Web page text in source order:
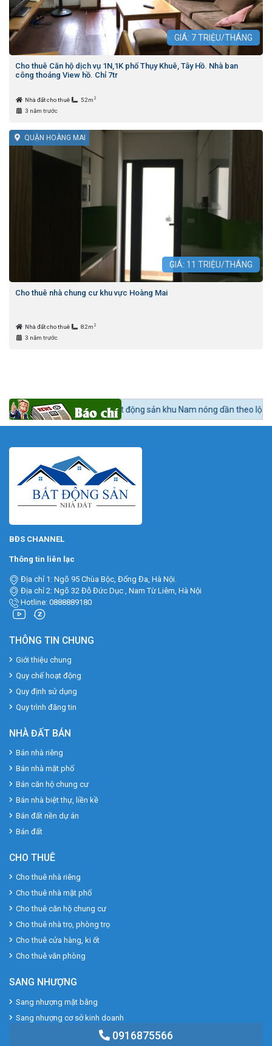
0916875566
GIÁ: 7TRIỆU/THÁNG
Cho thuê Căn hộ dịch vụ 1N,1K phố Thụy Khuê, Tây Hồ. Nhà ban
công thoáng View hồ. Chỉ 7tr
Nhà đất cho thuê 52m 2
3 năm trước
QUẬN HOÀNG MAI
GIÁ: 11 TRIỆU/THÁNG
Cho thuê nhà chung cư khu vực Hoàng Mai
Nhà đất cho thuê 82m 2
3 năm trước
24h BĐS:Bất động sản khu Nam nóng dần theo lộ trình lên quận Nhà
BĐS CHANNEL
Thông tin liên lạc
Địa chỉ 1: Ngõ 95 Chùa Bộc, Đống Đa, Hà Nội.
Địa chỉ 2: Ngõ 32 Đỗ Đức Dục , Nam Từ Liêm, Hà Nội
Hotline: 0888889180
THÔNG TIN CHUNG
Giới thiệu chung
Quy chế hoạt động
Quy định sử dụng
Quy trình đăng tin
NHÀ ĐẤT BÁN
Bán nhà riêng
Bán nhà mặt phố
Bán căn hộ chung cư
Bán nhà biệt thự, liền kề
Bán đất nền dự án
Bán đất
CHO THUÊ
Cho thuê nhà riêng
Cho thuê nhà mặt phố
Cho thuê căn hộ chung cư
Cho thuê nhà trọ, phòng trọ
Cho thuê cửa hàng, ki ốt
Cho thuê văn phòng
SANG NHƯỢNG
Sang nhượng mặt bằng
Sang nhượng cơ sở kinh doanh
Sang nhượng cơ sở sản xuất